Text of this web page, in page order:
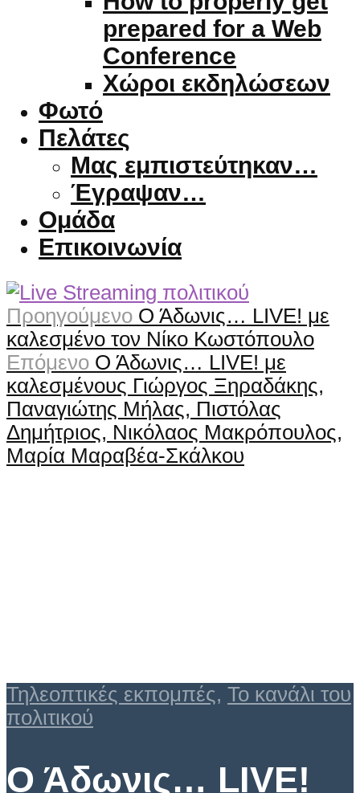
prepared for a Web
Conference
Χώροι εκδηλώσεων
Φωτό
Πελάτες
Μας εμπιστεύτηκαν…
Έγραψαν…
Ομάδα
Επικοινωνία
Προηγούμενο Ο Άδωνις… LIVE! με
καλεσμένο τον Νίκο Κωστόπουλο
Επόμενο Ο Άδωνις… LIVE! με
καλεσμένους Γιώργος Ξηραδάκης,
Παναγιώτης Μήλας, Πιστόλας
Δημήτριος, Νικόλαος Μακρόπουλος,
Μαρία Μαραβέα-Σκάλκου
Τηλεοπτικές εκπομπές, Το κανάλι του
πολιτικού
Ο Άδωνις… LIVE!